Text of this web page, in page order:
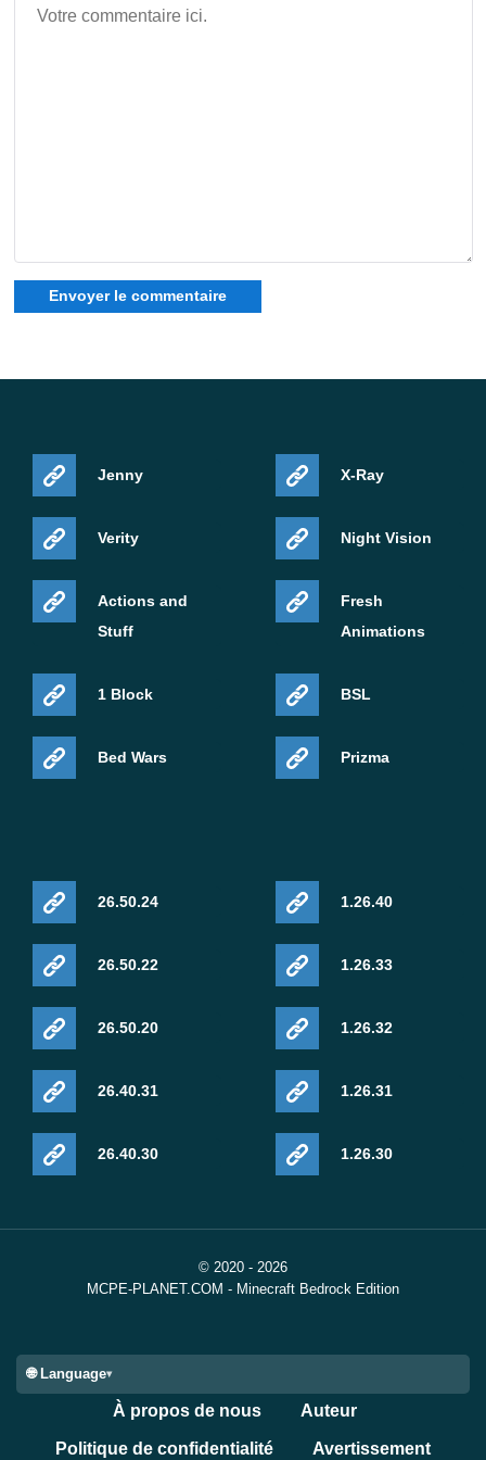
Cet article est basé sur le changelog officiel de Minecraft
Jenny
Verity
Actions and
Stuff
1 Block
Bed Wars
X-Ray
Night Vision
Fresh
Animations
BSL
Prizma
26.50.24
26.50.22
26.50.20
26.40.31
26.40.30
1.26.40
1.26.33
1.26.32
1.26.31
1.26.30
© 2020 - 2026
MCPE-PLANET.COM - Minecraft Bedrock Edition
🌐 Language
À propos de nous Auteur
Politique de confidentialité Avertissement